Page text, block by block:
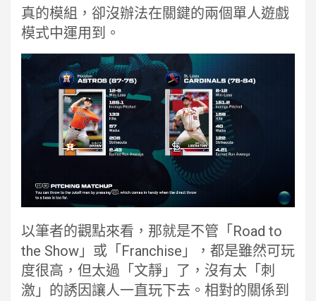
真的模組，卻沒辦法在關鍵的兩個單人遊戲
模式中運用到。
以筆者的觀點來看，那就是不管「Road to
the Show」或「Franchise」，都是雖然可玩
度很高，但太過「文靜」了，沒有太「刺
激」的誘因讓人一直玩下去。相對的關係到